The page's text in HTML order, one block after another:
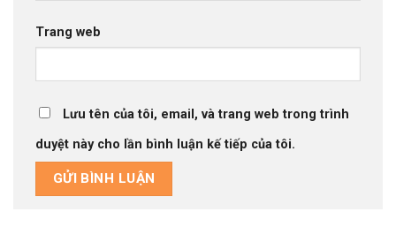
Trang web
Lưu tên của tôi, email, và trang web trong trình
duyệt này cho lần bình luận kế tiếp của tôi.